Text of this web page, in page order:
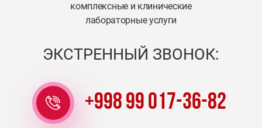
комплексные и клинические
лабораторные услуги
ЭКСТРЕННЫЙ ЗВОНОК:
+998 99 017-36-82